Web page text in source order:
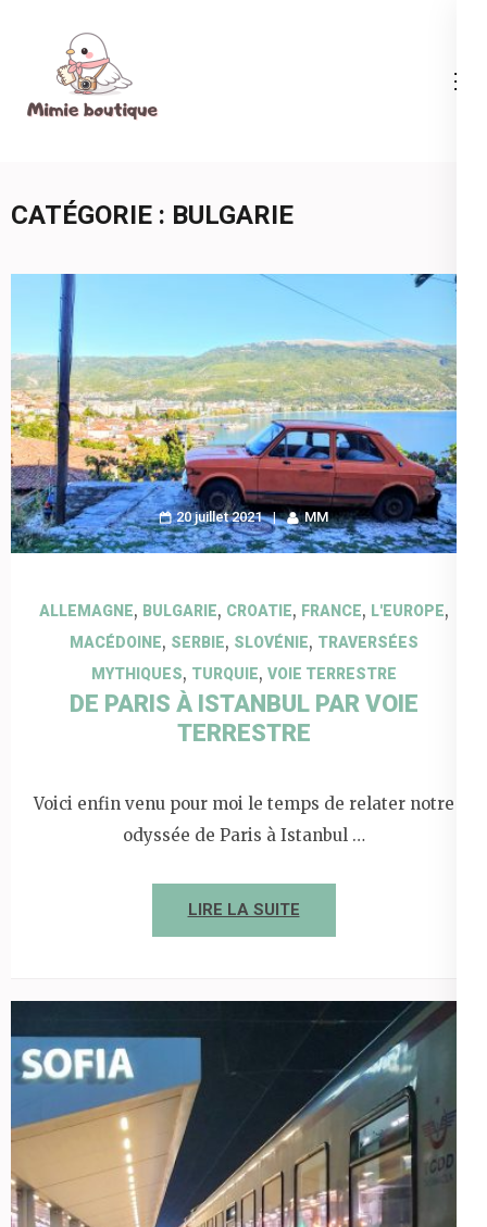
contenu
(Pressez
CATÉGORIE : BULGARIE
20 juillet 2021 MM
ALLEMAGNE, BULGARIE, CROATIE, FRANCE, L'EUROPE,
MACÉDOINE, SERBIE, SLOVÉNIE, TRAVERSÉES
MYTHIQUES, TURQUIE, VOIE TERRESTRE
DE PARIS À ISTANBUL PAR VOIE
TERRESTRE
Voici enfin venu pour moi le temps de relater notre
odyssée de Paris à Istanbul …
LIRE LA SUITE